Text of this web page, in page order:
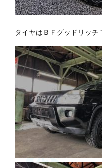
タイヤはＢＦグッドリッチ